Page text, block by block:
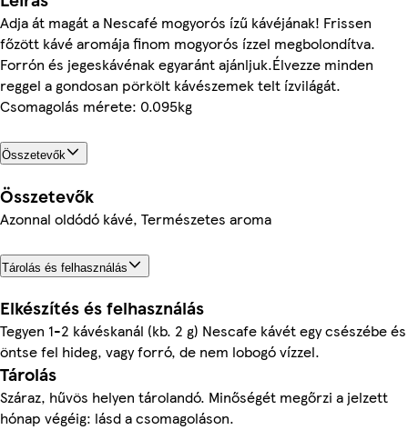
Adja át magát a Nescafé mogyorós ízű kávéjának! Frissen
főzött kávé aromája finom mogyorós ízzel megbolondítva.
Forrón és jegeskávénak egyaránt ajánljuk.Élvezze minden
reggel a gondosan pörkölt kávészemek telt ízvilágát.
Csomagolás mérete: 0.095kg
Összetevők
Összetevők
Azonnal oldódó kávé, Természetes aroma
Tárolás és felhasználás
Elkészítés és felhasználás
Tegyen 1-2 kávéskanál (kb. 2 g) Nescafe kávét egy csészébe és
öntse fel hideg, vagy forró, de nem lobogó vízzel.
Tárolás
Száraz, hűvös helyen tárolandó. Minőségét megőrzi a jelzett
hónap végéig: lásd a csomagoláson.